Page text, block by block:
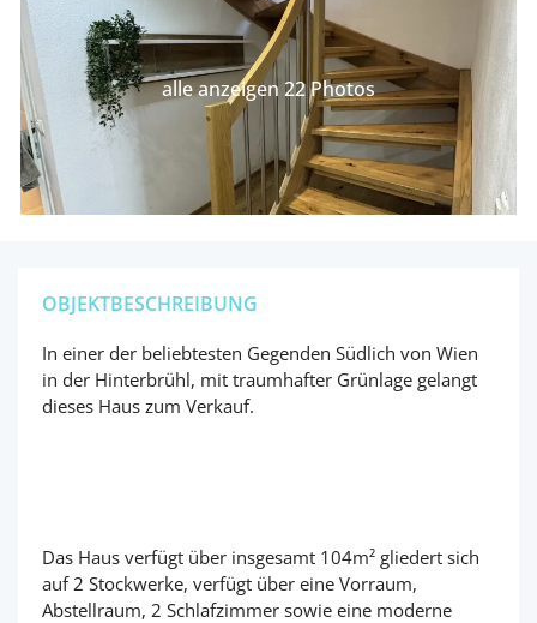
alle anzeigen 22 Photos
OBJEKTBESCHREIBUNG
In einer der beliebtesten Gegenden Südlich von Wien
in der Hinterbrühl, mit traumhafter Grünlage gelangt
dieses Haus zum Verkauf.
Das Haus verfügt über insgesamt 104m² gliedert sich
auf 2 Stockwerke, verfügt über eine Vorraum,
Abstellraum, 2 Schlafzimmer sowie eine moderne